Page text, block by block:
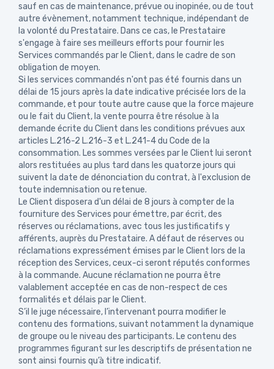
sauf en cas de maintenance, prévue ou inopinée, ou de tout
autre évènement, notamment technique, indépendant de
la volonté du Prestataire. Dans ce cas, le Prestataire
s'engage à faire ses meilleurs efforts pour fournir les
Services commandés par le Client, dans le cadre de son
obligation de moyen.
Si les services commandés n'ont pas été fournis dans un
délai de 15 jours après la date indicative précisée lors de la
commande, et pour toute autre cause que la force majeure
ou le fait du Client, la vente pourra être résolue à la
demande écrite du Client dans les conditions prévues aux
articles L.216-2 L.216-3 et L.241-4 du Code de la
consommation. Les sommes versées par le Client lui seront
alors restituées au plus tard dans les quatorze jours qui
suivent la date de dénonciation du contrat, à l'exclusion de
toute indemnisation ou retenue.
Le Client disposera d'un délai de 8 jours à compter de la
fourniture des Services pour émettre, par écrit, des
réserves ou réclamations, avec tous les justificatifs y
afférents, auprès du Prestataire. A défaut de réserves ou
réclamations expressément émises par le Client lors de la
réception des Services, ceux-ci seront réputés conformes
à la commande. Aucune réclamation ne pourra être
valablement acceptée en cas de non-respect de ces
formalités et délais par le Client.
S’il le juge nécessaire, l’intervenant pourra modifier le
contenu des formations, suivant notamment la dynamique
de groupe ou le niveau des participants. Le contenu des
programmes figurant sur les descriptifs de présentation ne
sont ainsi fournis qu’à titre indicatif.